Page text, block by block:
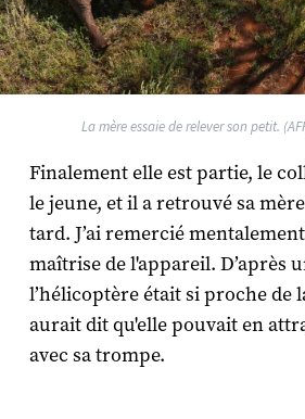
La mère essaie de relever son petit.
Finalement elle est partie, le
le jeune, et il a retrouvé sa
tard. J’ai remercié
maîtrise de l'appareil. D’après
l’hélicoptère était si proche de
aurait dit qu'elle pouvait en
avec sa trompe.